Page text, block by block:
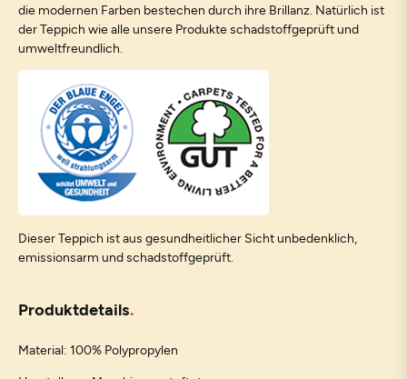
die modernen Farben bestechen durch ihre Brillanz. Natürlich ist
der Teppich wie alle unsere Produkte schadstoffgeprüft und
umweltfreundlich.
Dieser Teppich ist aus gesundheitlicher Sicht unbedenklich,
emissionsarm und schadstoffgeprüft.
Produktdetails
Material: 100% Polypropylen